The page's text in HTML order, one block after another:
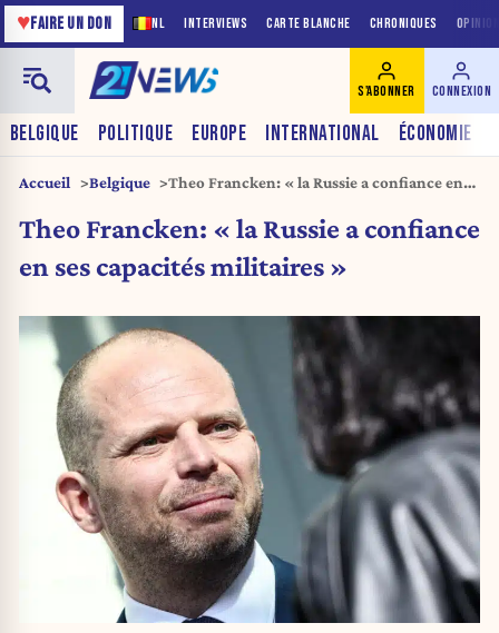
NL INTERVIEWS CARTE BLANCHE CHRONIQUES
♥FAIRE UN DON
BELGIQUE POLITIQUE EUROPE INTERNATIONAL ÉCONOMIE
S'ABONNER CONNEXION
Accueil Belgique
Theo Francken: « la Russie a confiance en
Theo Francken: « la Russie a confiance
en ses capacités militaires »